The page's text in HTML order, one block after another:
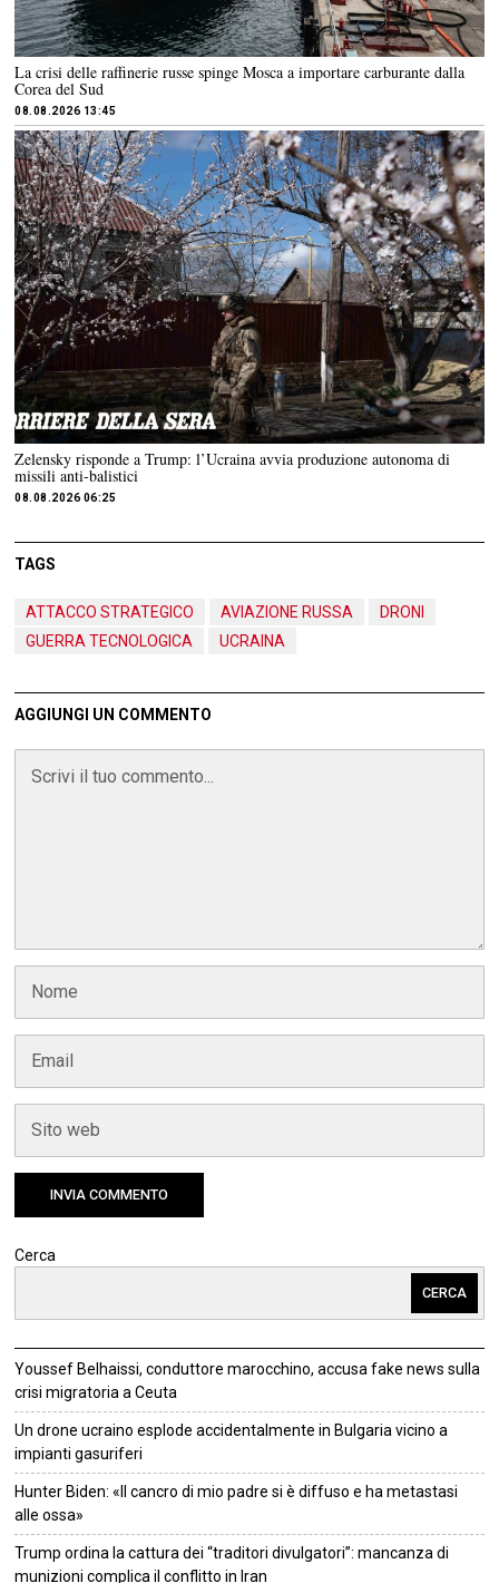
La crisi delle raffinerie russe spinge Mosca a importare carburante dalla
Corea del Sud
08.08.2026 13:45
Zelensky risponde a Trump: l’Ucraina avvia produzione autonoma di
missili anti-balistici
08.08.2026 06:25
TAGS
ATTACCO STRATEGICO AVIAZIONE RUSSA
DRONI
GUERRA TECNOLOGICA
UCRAINA
AGGIUNGI UN COMMENTO
Cerca
CERCA
Youssef Belhaissi, conduttore marocchino, accusa fake news sulla
crisi migratoria a Ceuta
Un drone ucraino esplode accidentalmente in Bulgaria vicino a
impianti gasuriferi
Hunter Biden: «Il cancro di mio padre si è diffuso e ha metastasi
alle ossa»
Trump ordina la cattura dei “traditori divulgatori”: mancanza di
munizioni complica il conflitto in Iran